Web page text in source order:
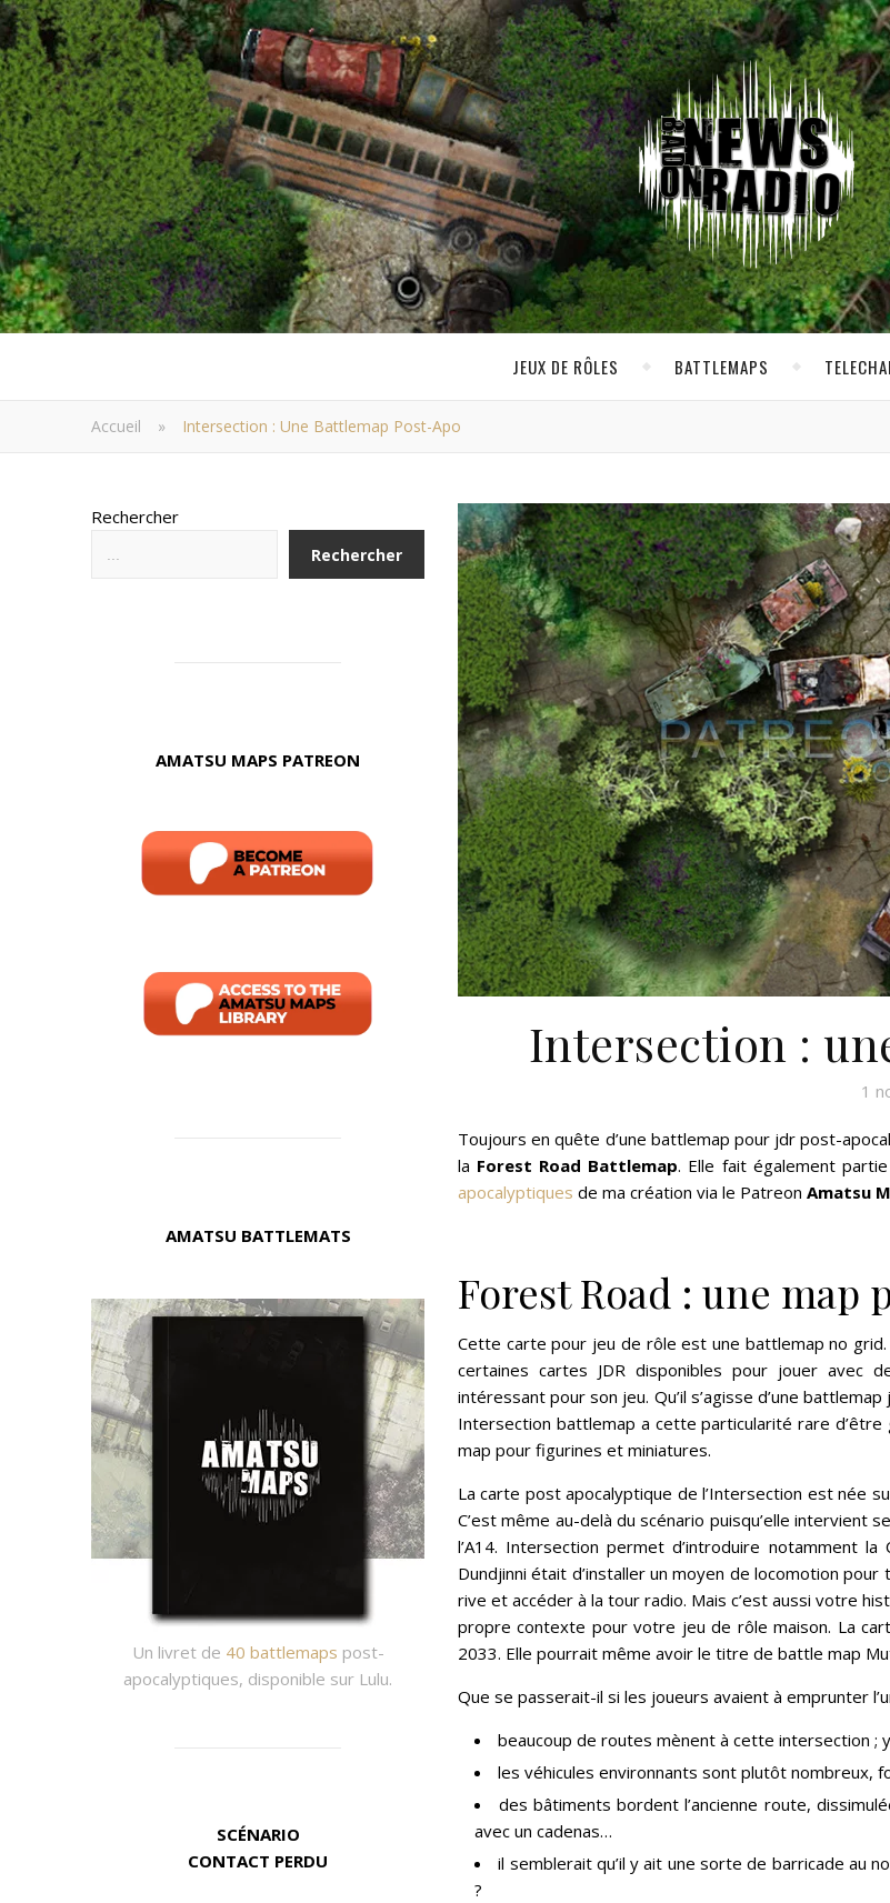
JEUX DE RÔLES BATTLEMAPS
Accueil » Intersection : Une Battlemap Post-Apo
Rechercher
Rechercher
AMATSU MAPS PATREON
AMATSU BATTLEMATS
Un livret de 40 battlemaps post-
apocalyptiques, disponible sur Lulu.
SCÉNARIO
CONTACT PERDU
Intersection :
1
Toujours en quête d’une battlemap pour jdr post-
la Forest Road Battlemap. Elle fait également
apocalyptiques de ma création via le Patreon Amatsu
Forest Road : une map
Cette carte pour jeu de rôle est une battlemap no grid.
certaines cartes JDR disponibles pour jouer avec
intéressant pour son jeu. Qu’il s’agisse d’une
Intersection battlemap a cette particularité rare d’être
map pour figurines et miniatures.
La carte post apocalyptique de l’Intersection est née
C’est même au-delà du scénario puisqu’elle intervient
l’A14. Intersection permet d’introduire notamment
Dundjinni était d’installer un moyen de locomotion
rive et accéder à la tour radio. Mais c’est aussi votre
propre contexte pour votre jeu de rôle maison. La
2033. Elle pourrait même avoir le titre de battle map
Que se passerait-il si les joueurs avaient à emprunter
beaucoup de routes mènent à cette intersection ;
les véhicules environnants sont plutôt nombreux,
des bâtiments bordent l’ancienne route,
avec un cadenas…
il semblerait qu’il y ait une sorte de barricade au
?